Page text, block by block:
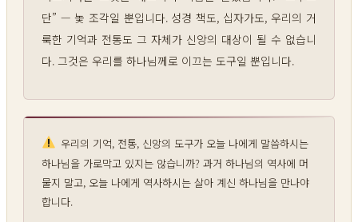
단” — 놏 조각일 뿐입니다. 성경 책도, 십자가도, 우리의 거
룩한 기억과 전통도 그 자체가 신앙의 대상이 될 수 없습니
다. 그것은 우리를 하나님께로 이끄는 도구일 뿐입니다.
우리의 기억, 전통, 신앙의 도구가 오늘 나에게 말씀하시는
하나님을 가로막고 있지는 않습니까? 과거 하나님의 역사에 머
물지 말고, 오늘 나에게 역사하시는 살아 계신 하나님을 만나야
합니다.